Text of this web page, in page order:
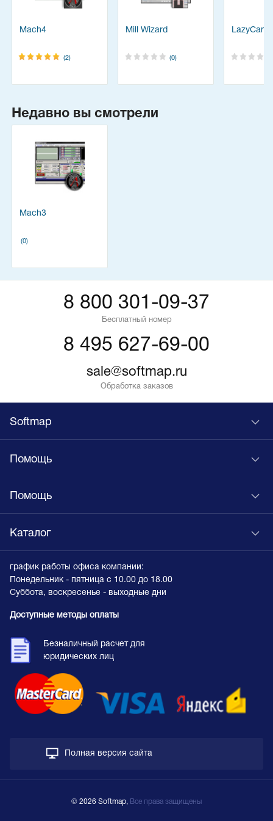
Mach4
(2)
Mill Wizard
(0)
LazyCam
Недавно вы смотрели
Mach3
(0)
8 800 301-09-37
Бесплатный номер
8 495 627-69-00
sale@softmap.ru
Обработка заказов
Softmap
Помощь
Помощь
Каталог
график работы офиса компании:
Понедельник - пятница с 10.00 до 18.00
Суббота, воскресенье - выходные дни
Доступные методы оплаты
Безналичный расчет для
юридических лиц
Полная версия сайта
© 2026 Softmap, Все права защищены